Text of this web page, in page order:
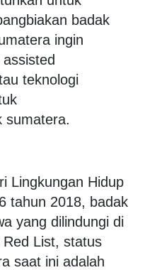
badak
ingin
teknologi
sumatera.
Lingkungan Hidup
tahun 2018, badak
yang dilindungi di
List, status
saat ini adalah